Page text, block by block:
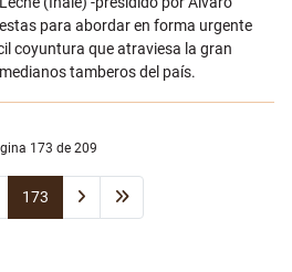
para abordar en forma urgente
coyuntura que atraviesa la gran
tamberos del país.
173 de 209
173